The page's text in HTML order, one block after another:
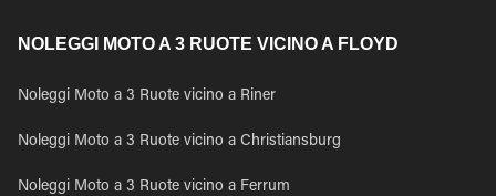
NOLEGGI MOTO A 3 RUOTE VICINO A FLOYD
Noleggi Moto a 3 Ruote vicino a Riner
Noleggi Moto a 3 Ruote vicino a Christiansburg
Noleggi Moto a 3 Ruote vicino a Ferrum